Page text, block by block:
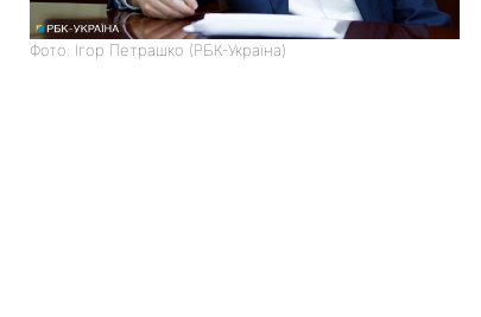
Фото: Ігор Петрашко (РБК-Україна)